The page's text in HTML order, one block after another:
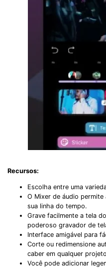
Recursos:
Escolha entre uma
O Mixer de áudio
sua linha do tempo.
Grave facilmente a tela
poderoso gravador de
Interface amigável para
Corte ou redimensione
caber em qualquer
Você pode adicionar